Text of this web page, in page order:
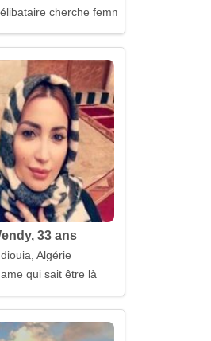
cherche femme
33 ans
Algérie
qui sait être là